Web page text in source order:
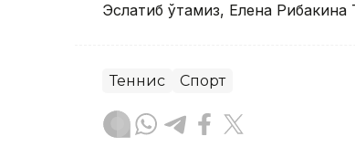
Эслатиб ўтамиз, Елена Рибакина
Теннис Спорт